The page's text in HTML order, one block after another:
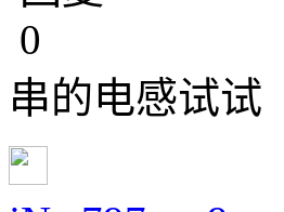
0
串的电感试试